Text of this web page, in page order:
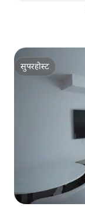
सुपरहोस्ट
सुपरहोस्ट